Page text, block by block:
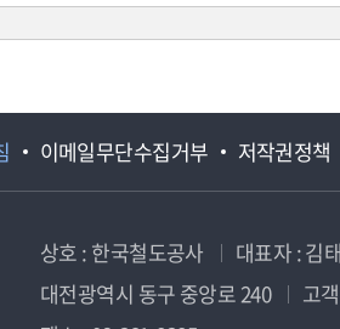
이메일무단수집거부 저작권정책
상호 : 한국철도공사 대표자 : 김
대전광역시 동구 중앙로 240
고